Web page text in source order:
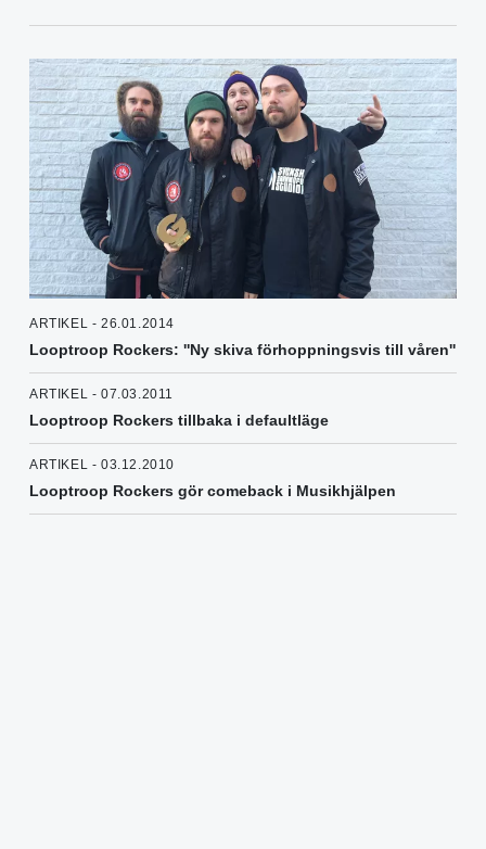
ARTIKEL - 26.01.2014
Looptroop Rockers: ''Ny skiva förhoppningsvis till våren''
ARTIKEL - 07.03.2011
Looptroop Rockers tillbaka i defaultläge
ARTIKEL - 03.12.2010
Looptroop Rockers gör comeback i Musikhjälpen